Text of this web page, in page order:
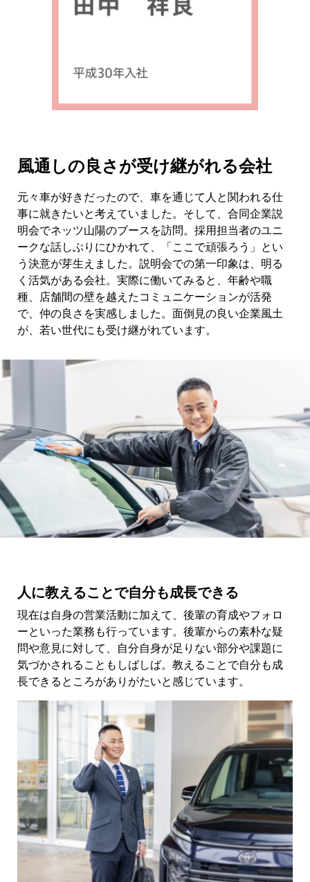
風通しの良さが受け継がれる会社
元々車が好きだったので、車を通じて人と関われる仕
事に就きたいと考えていました。そして、合同企業説
明会でネッツ山陽のブースを訪問。採用担当者のユニ
ークな話しぶりにひかれて、「ここで頑張ろう」とい
う決意が芽生えました。説明会での第一印象は、明る
く活気がある会社。実際に働いてみると、年齢や職
種、店舗間の壁を越えたコミュニケーションが活発
で、仲の良さを実感しました。面倒見の良い企業風土
が、若い世代にも受け継がれています。
人に教えることで自分も成長できる
現在は自身の営業活動に加えて、後輩の育成やフォロ
ーといった業務も行っています。後輩からの素朴な疑
問や意見に対して、自分自身が足りない部分や課題に
気づかされることもしばしば。教えることで自分も成
長できるところがありがたいと感じています。